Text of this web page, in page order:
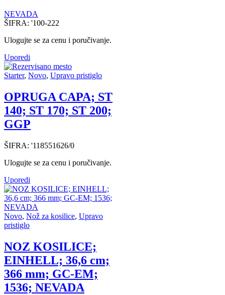
NEVADA
ŠIFRA: '100-222
Ulogujte se za cenu i poručivanje.
Uporedi
Starter, Novo, Upravo pristiglo
OPRUGA CAPA; ST
140; ST 170; ST 200;
GGP
ŠIFRA: '118551626/0
Ulogujte se za cenu i poručivanje.
Uporedi
Novo, Nož za kosilice, Upravo
pristiglo
NOZ KOSILICE;
EINHELL; 36,6 cm;
366 mm; GC-EM;
1536; NEVADA